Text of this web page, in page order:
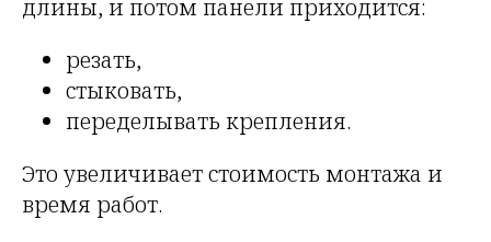
длины, и потом панели приходится:
резать,
стыковать,
переделывать крепления.
Это увеличивает стоимость монтажа и
время работ.